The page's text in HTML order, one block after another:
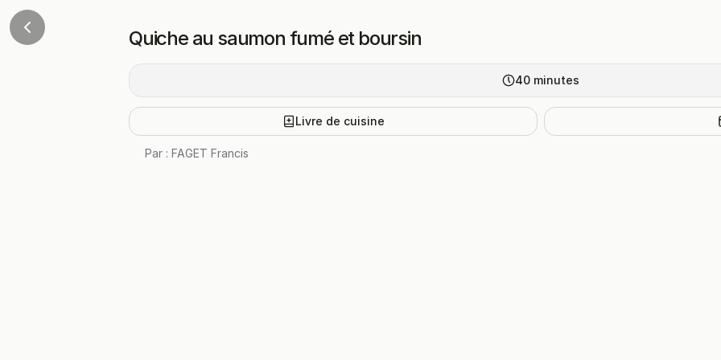
Quiche au saumon fumé et boursin
40 minutes
Livre de cuisine
Par : FAGET Francis